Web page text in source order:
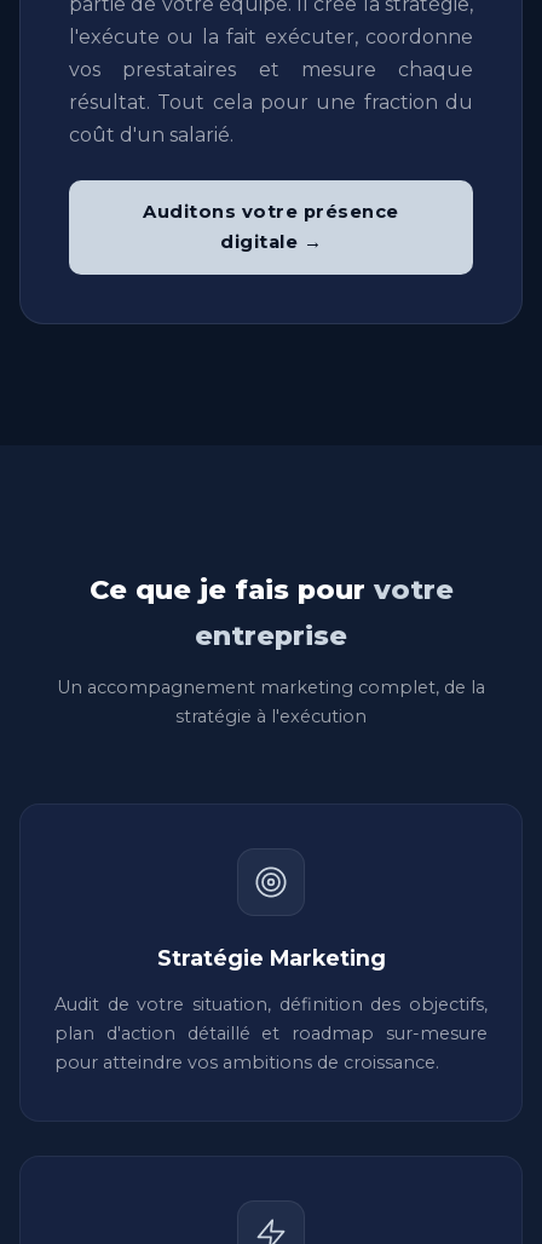
l'exécute ou la fait exécuter, coordonne
vos prestataires et mesure chaque
résultat. Tout cela pour une fraction du
coût d'un salarié.
Auditons votre présence
digitale →
Ce que je fais pour votre
entreprise
Un accompagnement marketing complet, de la
stratégie à l'exécution
Stratégie Marketing
Audit de votre situation, définition des objectifs,
plan d'action détaillé et roadmap sur-mesure
pour atteindre vos ambitions de croissance.